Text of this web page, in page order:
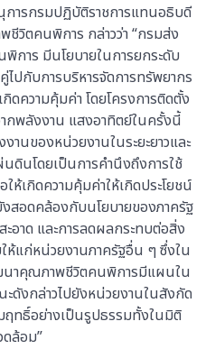
นุการกรมปฏิบัติราชการแทนอธิบดี
วิตคนพิการ กล่าวว่า “กรมส่ง
การ มีนโยบายในการยกระดับ
ปกับการบริหารจัดการทรัพยากร
ดความคุ้มค่า โดยโครงการติดตั้ง
กพลังงาน แสงอาทิตย์ในครั้งนี้
านของหน่วยงานในระยะยาวและ
ดินโดยเป็นการคำนึงถึงการใช้
ห้เกิดความคุ้มค่าให้เกิดประโยชน์
สอดคล้องกับนโยบายของภาครัฐ
อาด และการลดผลกระทบต่อสิ่ง
แก่หน่วยงานภาครัฐอื่น ๆ ซึ่งใน
นาคุณภาพชีวิตคนพิการมีแผนใน
ดังกล่าวไปยังหน่วยงานในสังกัด
ฤทธิ์อย่างเป็นรูปธรรมทั้งในมิติ
ล้อม”